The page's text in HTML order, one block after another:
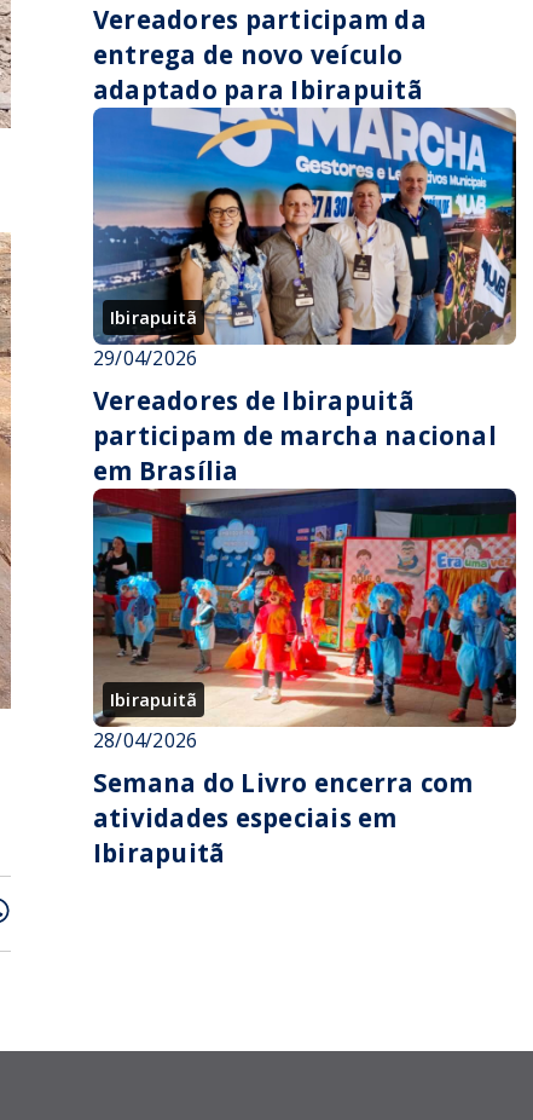
Vereadores participam da
entrega de novo veículo
adaptado para Ibirapuitã
Ibirapuitã
29/04/2026
Vereadores de Ibirapuitã
participam de marcha nacional
em Brasília
Ibirapuitã
28/04/2026
Semana do Livro encerra com
atividades especiais em
Ibirapuitã